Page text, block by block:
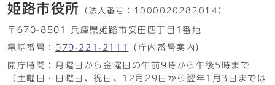
姫路市役所 （法人番号： 1000020282014）
〒670-8501 兵庫県姫路市安田四丁目1番地
電話番号： 079-221-2111
（庁内番号案内）
開庁時間：月曜日から金曜日の午前9時から午後5時まで
（土曜日・日曜日、祝日、12月29日から翌年1月3日までは